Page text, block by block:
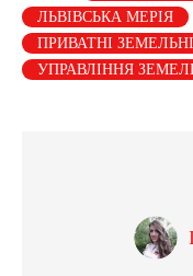
ЛЬВІВСЬКА МЕРІЯ
ПРИВАТНІ
УПРАВЛІННЯ